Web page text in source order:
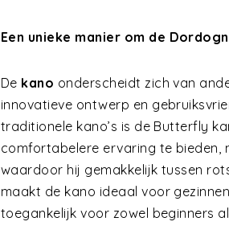
Een unieke manier om de
De kano onderscheidt zich van
innovatieve ontwerp en
traditionele kano’s is de Butterfly
comfortabelere ervaring te bieden,
waardoor hij gemakkelijk tussen
maakt de kano ideaal voor
toegankelijk voor zowel beginners